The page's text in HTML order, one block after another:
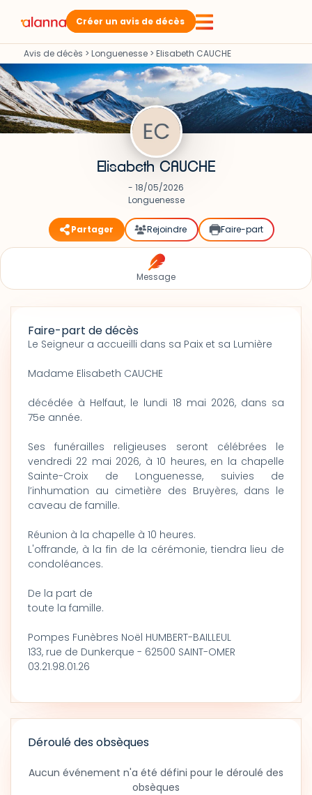
Créer un avis de décès
Avis de décès > Longuenesse > Elisabeth CAUCHE
Elisabeth CAUCHE
- 18/05/2026
Longuenesse
Partager Rejoindre Faire-part
Message
Faire-part de décès
Le Seigneur a accueilli dans sa Paix et sa Lumière
Madame Elisabeth CAUCHE
décédée à Helfaut, le lundi 18 mai 2026, dans sa
75e année.
Ses funérailles religieuses seront célébrées le
vendredi 22 mai 2026, à 10 heures, en la chapelle
Sainte-Croix de Longuenesse, suivies de
l’inhumation au cimetière des Bruyères, dans le
caveau de famille.
Réunion à la chapelle à 10 heures.
L'offrande, à la fin de la cérémonie, tiendra lieu de
condoléances.
De la part de
toute la famille.
Pompes Funèbres Noël HUMBERT-BAILLEUL
133, rue de Dunkerque - 62500 SAINT-OMER
03.21.98.01.26
Déroulé des obsèques
Aucun événement n'a été défini pour le déroulé des
obsèques